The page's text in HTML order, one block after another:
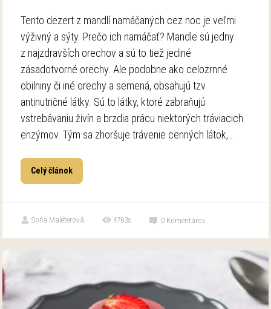
Tento dezert z mandlí namáčaných cez noc je veľmi
výživný a sýty. Prečo ich namáčať? Mandle sú jedny
z najzdravších orechov a sú to tiež jediné
zásadotvorné orechy. Ale podobne ako celozrnné
obilniny či iné orechy a semená, obsahujú tzv.
antinutričné látky. Sú to látky, ktoré zabraňujú
vstrebávaniu živín a brzdia prácu niektorých tráviacich
enzýmov. Tým sa zhoršuje trávenie cenných látok,...
Celý článok
Soňa Maléterová 4763x 0 Komentárov